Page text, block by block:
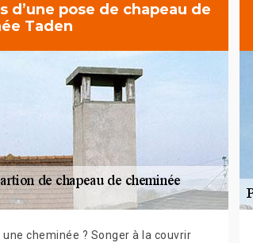
d’une pose de chapeau de
Taden
une cheminée ? Songer à la couvrir